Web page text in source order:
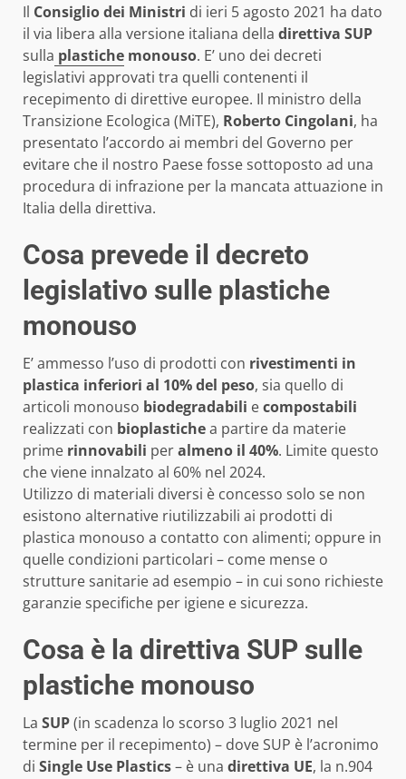
Il Consiglio dei Ministri di ieri 5 agosto 2021 ha dato
il via libera alla versione italiana della direttiva SUP
sulla plastiche monouso. E’ uno dei decreti
legislativi approvati tra quelli contenenti il
recepimento di direttive europee. Il ministro della
Transizione Ecologica (MiTE), Roberto Cingolani, ha
presentato l’accordo ai membri del Governo per
evitare che il nostro Paese fosse sottoposto ad una
procedura di infrazione per la mancata attuazione in
Italia della direttiva.
Cosa prevede il decreto
legislativo sulle plastiche
monouso
E’ ammesso l’uso di prodotti con rivestimenti in
plastica inferiori al 10% del peso, sia quello di
articoli monouso biodegradabili ecompostabili
realizzati con bioplastichea partire da materie
prime rinnovabili peralmeno il 40%. Limite questo
che viene innalzato al 60% nel 2024.
Utilizzo di materiali diversi è concesso solo se non
esistono alternative riutilizzabili ai prodotti di
plastica monouso a contatto con alimenti; oppure in
quelle condizioni particolari – come mense o
strutture sanitarie ad esempio – in cui sono richieste
garanzie specifiche per igiene e sicurezza.
Cosa è la direttiva SUP sulle
plastiche monouso
La SUP(in scadenza lo scorso 3 luglio 2021 nel
termine per il recepimento) – dove SUP è l’acronimo
di Single Use Plastics– è una direttiva UE, la n.904